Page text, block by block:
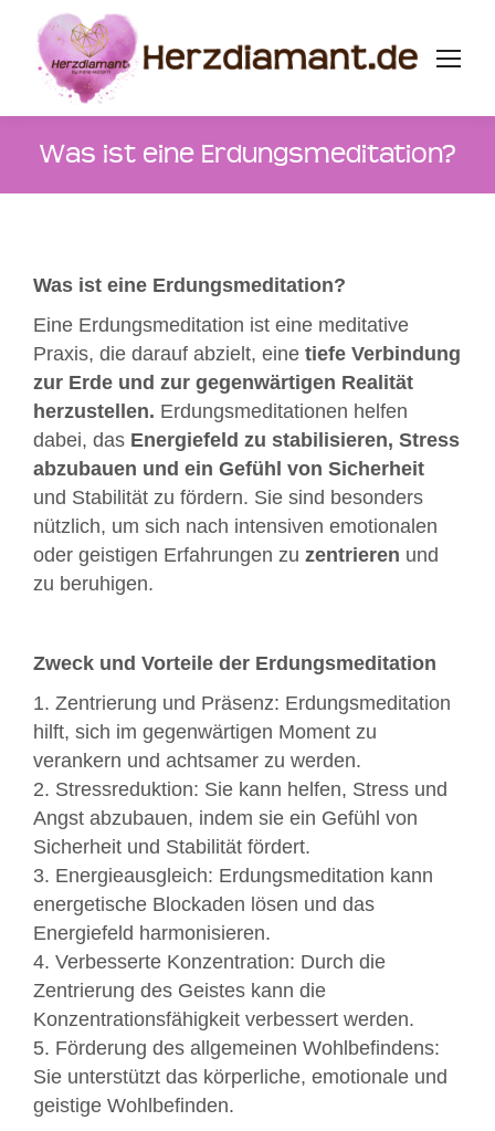
Was ist eine Erdungsmeditation?
Was ist eine Erdungsmeditation?
Eine Erdungsmeditation ist eine meditative
Praxis, die darauf abzielt, eine tiefe Verbindung
zur Erde und zur gegenwärtigen Realität
herzustellen. Erdungsmeditationen helfen
dabei, das Energiefeld zu stabilisieren, Stress
abzubauen und ein Gefühl von Sicherheit
und Stabilität zu fördern. Sie sind besonders
nützlich, um sich nach intensiven emotionalen
oder geistigen Erfahrungen zu zentrieren und
zu beruhigen.
Zweck und Vorteile der Erdungsmeditation
1. Zentrierung und Präsenz: Erdungsmeditation
hilft, sich im gegenwärtigen Moment zu
verankern und achtsamer zu werden.
2. Stressreduktion: Sie kann helfen, Stress und
Angst abzubauen, indem sie ein Gefühl von
Sicherheit und Stabilität fördert.
3. Energieausgleich: Erdungsmeditation kann
energetische Blockaden lösen und das
Energiefeld harmonisieren.
4. Verbesserte Konzentration: Durch die
Zentrierung des Geistes kann die
Konzentrationsfähigkeit verbessert werden.
5. Förderung des allgemeinen Wohlbefindens:
Sie unterstützt das körperliche, emotionale und
geistige Wohlbefinden.